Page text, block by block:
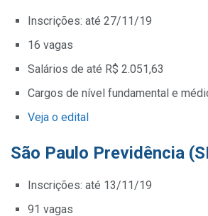
Inscrições: até 27/11/19
16 vagas
Salários de até R$ 2.051,63
Cargos de nível fundamental e
Veja o edital
São Paulo Previdência
Inscrições: até 13/11/19
91 vagas